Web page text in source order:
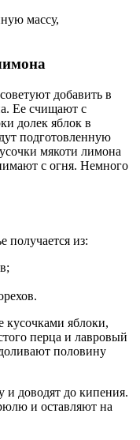
массу,
добавить в
Ее счищают с
долек яблок в
подготовленную
мякоти лимона
с огня. Немного
получается из:
яблоки,
перца и лавровый
половину
и доводят до кипения.
и оставляют на